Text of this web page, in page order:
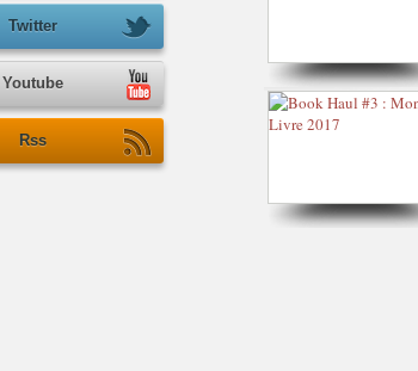
Twitter
Youtube
Rss